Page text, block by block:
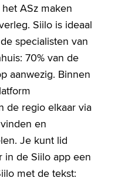
ASz maken
Siilo is ideaal
specialisten van
70% van de
aanwezig. Binnen
de regio elkaar via
en
Je kunt lid
in de Siilo app een
met de tekst: